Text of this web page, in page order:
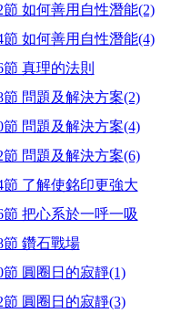
節 如何善用自性潛能(2)
節 如何善用自性潛能(4)
節 真理的法則
節 問題及解決方案(2)
節 問題及解決方案(4)
節 問題及解決方案(6)
節 了解使銘印更強大
節 把心系於一呼一吸
節 鑽石戰場
節 圓圈日的寂靜(1)
節 圓圈日的寂靜(3)